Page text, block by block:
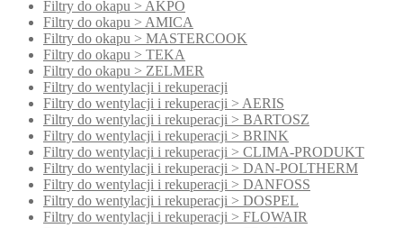
Filtry do okapu > AKPO
Filtry do okapu > AMICA
Filtry do okapu > MASTERCOOK
Filtry do okapu > TEKA
Filtry do okapu > ZELMER
Filtry do wentylacji i rekuperacji
Filtry do wentylacji i rekuperacji > AERIS
Filtry do wentylacji i rekuperacji > BARTOSZ
Filtry do wentylacji i rekuperacji > BRINK
Filtry do wentylacji i rekuperacji > CLIMA-PRODUKT
Filtry do wentylacji i rekuperacji > DAN-POLTHERM
Filtry do wentylacji i rekuperacji > DANFOSS
Filtry do wentylacji i rekuperacji > DOSPEL
Filtry do wentylacji i rekuperacji > FLOWAIR